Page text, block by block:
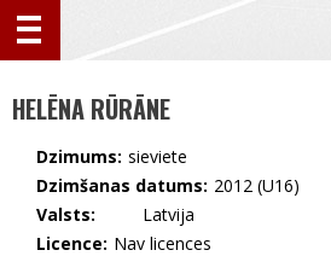
HELĒNA RŪRĀNE
Dzimums: sieviete
Dzimšanas datums: 2012 (U16)
Valsts:
🇱🇻 Latvija
Licence: Nav licences